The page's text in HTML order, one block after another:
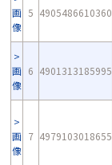
画
像
5 4905486610360
画
像
6 4901313185995
画
像
7 4979103018655